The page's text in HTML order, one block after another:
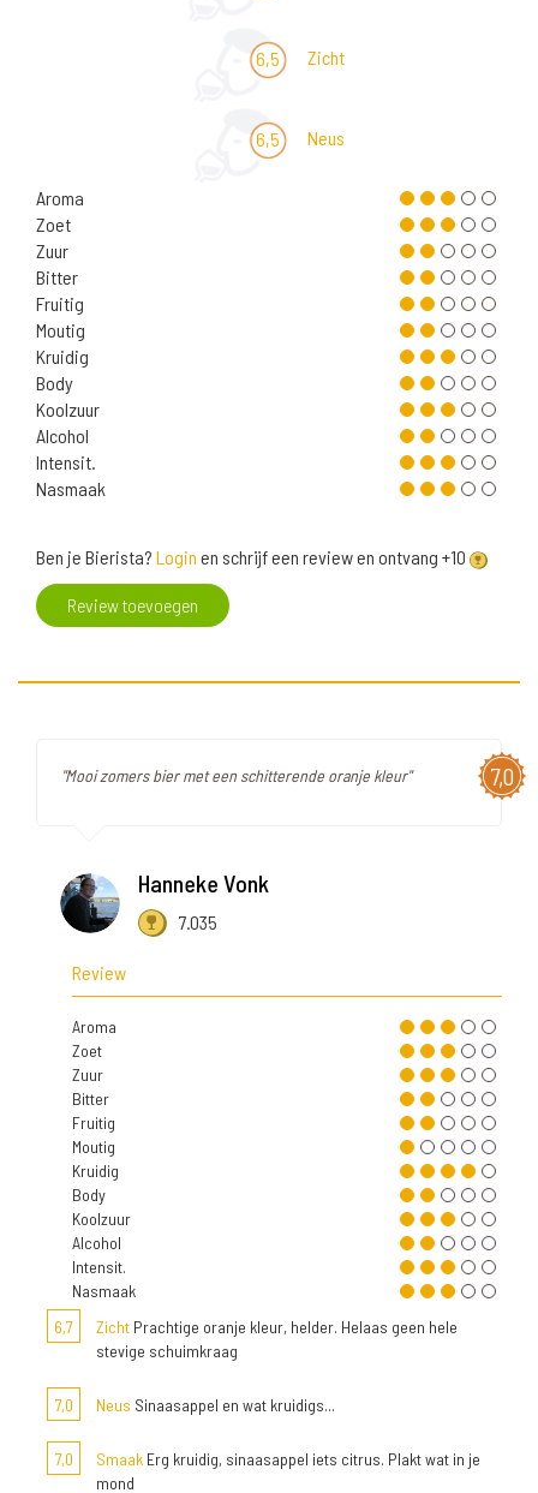
6,5 Zicht
6,5 Neus
Aroma
Zoet
Zuur
Bitter
Fruitig
Moutig
Kruidig
Body
Koolzuur
Alcohol
Intensit.
Nasmaak
Ben je Bierista? Login en schrijf een review en ontvang +10
Review toevoegen
7,0
"Mooi zomers bier met een schitterende oranje kleur"
Hanneke Vonk
7.035
Review
Aroma
Zoet
Zuur
Bitter
Fruitig
Moutig
Kruidig
Body
Koolzuur
Alcohol
Intensit.
Nasmaak
6,7
Zicht Prachtige oranje kleur, helder. Helaas geen hele
stevige schuimkraag
7,0 Neus Sinaasappel en wat kruidigs...
7,0 Smaak Erg kruidig, sinaasappel iets citrus. Plakt wat in je
mond